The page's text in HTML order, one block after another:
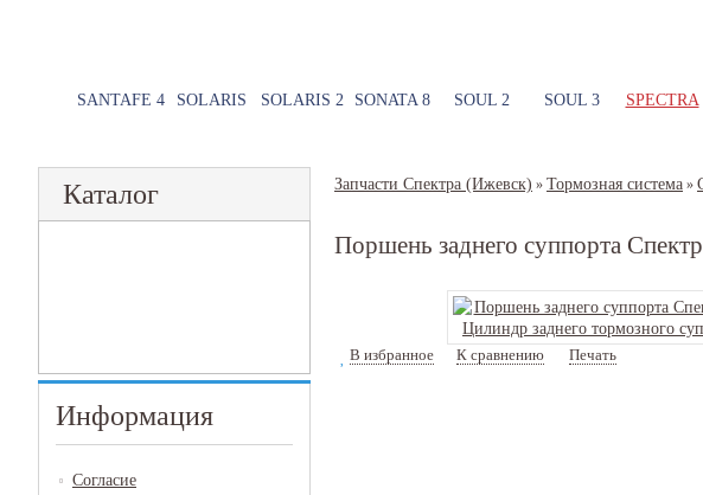
SANTAFE 4 SOLARIS SOLARIS 2 SONATA 8 SOUL 2 SOUL 3 SPECTRA
Каталог
Информация
Согласие
Запчасти Спектра (Ижевск) » Тормозная система »
Поршень заднего суппорта
В избранное К сравнению Печать